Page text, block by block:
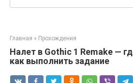
Главная » Прохождения
Налет в Gothic 1 Remake —
как выполнить задание